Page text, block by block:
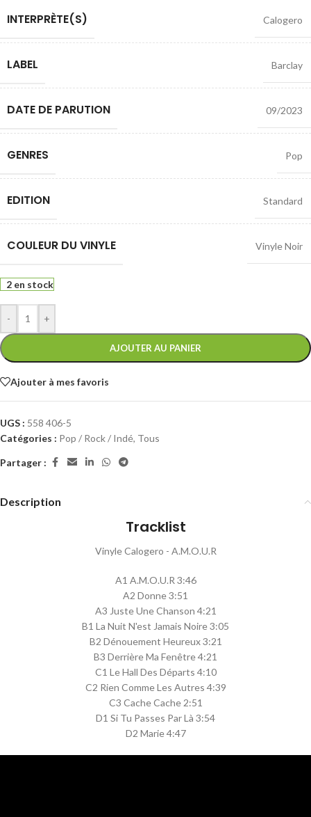
INTERPRÈTE(S) Calogero
LABEL Barclay
DATE DE PARUTION 09/2023
GENRES Pop
EDITION Standard
COULEUR DU VINYLE Vinyle Noir
2 en stock
- +
AJOUTER AU PANIER
Ajouter à mes favoris
UGS : 558 406-5
Catégories : Pop / Rock / Indé, Tous
Partager :
Description
Tracklist
Vinyle Calogero - A.M.O.U.R
A1 A.M.O.U.R 3:46
A2 Donne 3:51
A3 Juste Une Chanson 4:21
B1 La Nuit N'est Jamais Noire 3:05
B2 Dénouement Heureux 3:21
B3 Derrière Ma Fenêtre 4:21
C1 Le Hall Des Départs 4:10
C2 Rien Comme Les Autres 4:39
C3 Cache Cache 2:51
D1 Si Tu Passes Par Là 3:54
D2 Marie 4:47